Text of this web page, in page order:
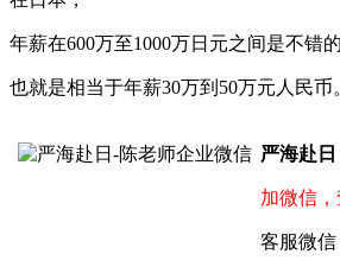
年薪在600万至1000万日元之间是不错
也就是相当于年薪30万到50万元人民币
严海赴日
加微信
客服微信